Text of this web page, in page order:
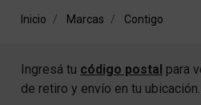
Inicio Marcas Contigo
Ingresá tu código postal para
de retiro y envío en tu ubicación.